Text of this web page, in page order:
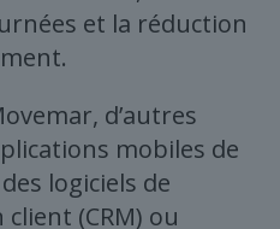
et la réduction
d’autres
mobiles de
logiciels de
(CRM) ou